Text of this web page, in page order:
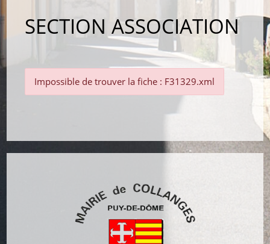
SECTION ASSOCIATION
Impossible de trouver la fiche : F31329.xml